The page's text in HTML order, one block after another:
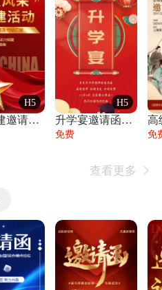
H5
党员团建邀请函党建活动风采党会工作汇报总
H5
升学宴邀请函喜报金榜题名高端谢师宴邀请函
免费 免
查看更多 